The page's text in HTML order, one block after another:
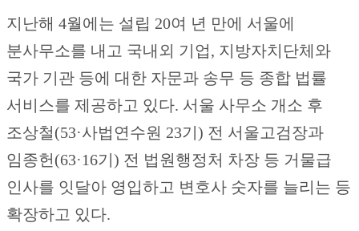
지난해 4월에는 설립 20여 년 만에 서울에
분사무소를 내고 국내외 기업, 지방자치단체와
국가 기관 등에 대한 자문과 송무 등 종합 법률
서비스를 제공하고 있다. 서울 사무소 개소 후
조상철(53·사법연수원 23기) 전 서울고검장과
임종헌(63·16기) 전 법원행정처 차장 등 거물급
인사를 잇달아 영입하고 변호사 숫자를 늘리는 등
확장하고 있다.